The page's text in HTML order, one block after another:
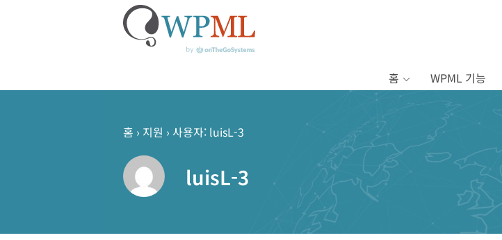
홈 WPML 기능
홈 › 지원 › 사용자: luisL-3
luisL-3